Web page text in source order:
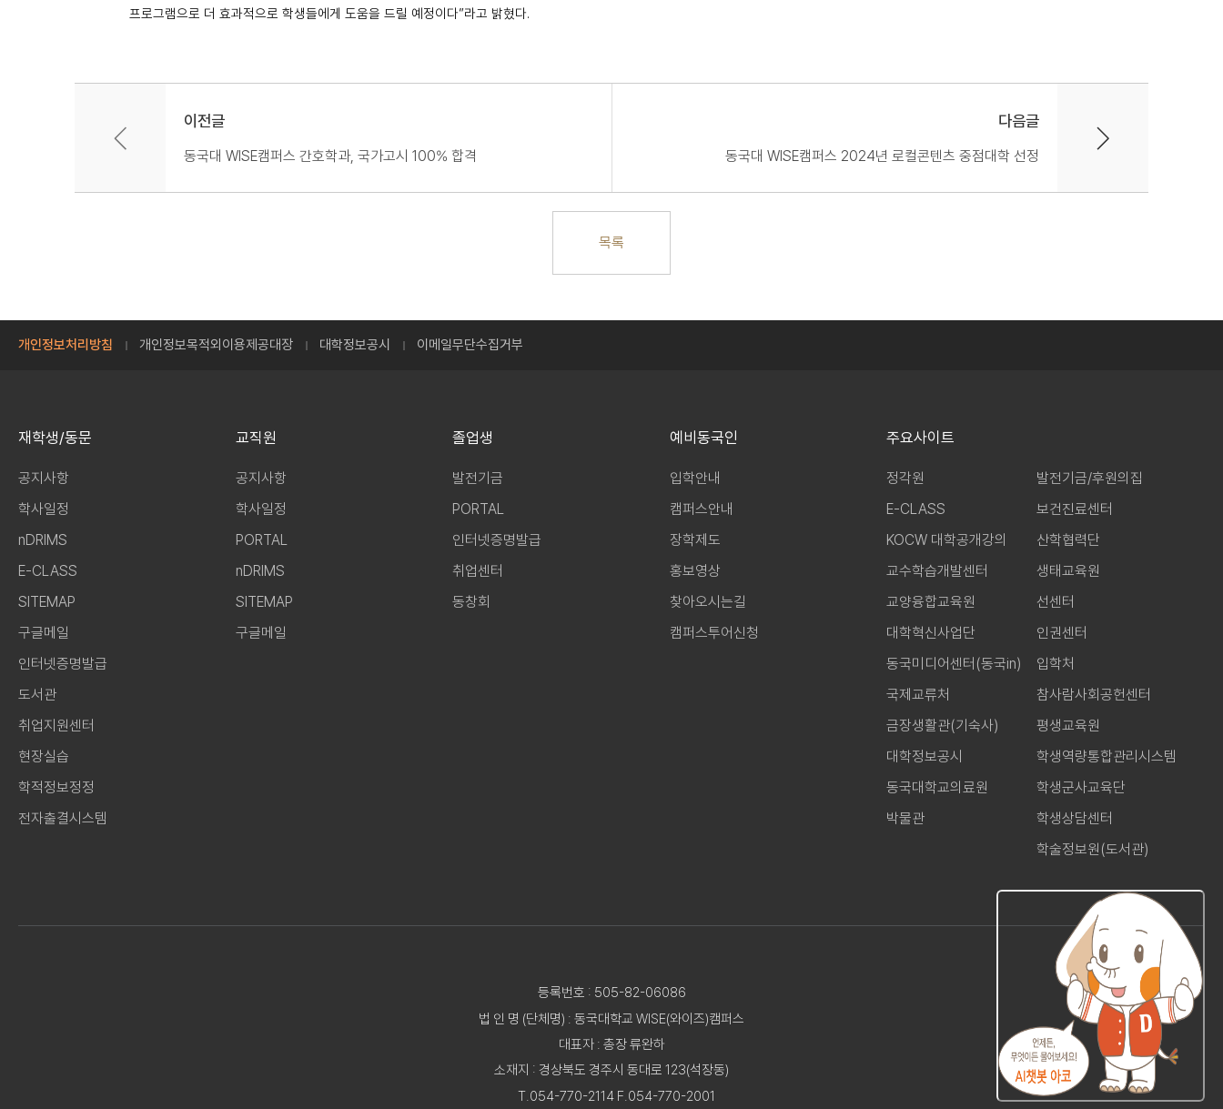
프로그램으로 더 효과적으로 학생들에게 도움을 드릴 예정이다”라고 밝혔다.
이전글
동국대 WISE캠퍼스 간호학과, 국가고시 100% 합격
다음글
동국대 WISE캠퍼스 2024년 로컬콘텐츠 중점대학 선정
목록
개인정보처리방침 개인정보목적외이용제공대장 대학정보공시 이메일무단수집거부
재학생/동문
공지사항
학사일정
nDRIMS
E-CLASS
SITEMAP
구글메일
인터넷증명발급
도서관
취업지원센터
현장실습
학적정보정정
전자출결시스템
교직원
공지사항
학사일정
PORTAL
nDRIMS
SITEMAP
구글메일
졸업생
발전기금
PORTAL
인터넷증명발급
취업센터
동창회
예비동국인
입학안내
캠퍼스안내
장학제도
홍보영상
찾아오시는길
캠퍼스투어신청
주요사이트
정각원
E-CLASS
KOCW 대학공개강의
교수학습개발센터
교양융합교육원
대학혁신사업단
동국미디어센터(동국in)
국제교류처
금장생활관(기숙사)
대학정보공시
동국대학교의료원
박물관
발전기금/후원의집
보건진료센터
산학협력단
생태교육원
선센터
인권센터
입학처
참사람사회공헌센터
평생교육원
학생역량통합관리시스템
학생군사교육단
학생상담센터
학술정보원(도서관)
등록번호 : 505-82-06086
법 인 명 (단체명) : 동국대학교 WISE(와이즈)캠퍼스
대표자 : 총장 류완하
소재지 : 경상북도 경주시 동대로 123(석장동)
T.054-770-2114 F.054-770-2001